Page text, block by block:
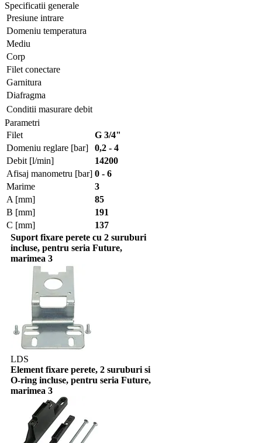
Specificatii generale
Presiune intrare
Domeniu temperatura
Mediu
Corp
Filet conectare
Garnitura
Diafragma
Conditii masurare debit
Parametri
Filet
G 3/4"
Domeniu reglare [bar]
0,2 - 4
Debit [l/min]
14200
Afisaj manometru [bar] 0 - 6
Marime
3
A [mm]
85
B [mm]
191
C [mm]
137
Suport fixare perete cu 2 suruburi
incluse, pentru seria Future,
marimea 3
LDS
Element fixare perete, 2 suruburi si
O-ring incluse, pentru seria Future,
marimea 3